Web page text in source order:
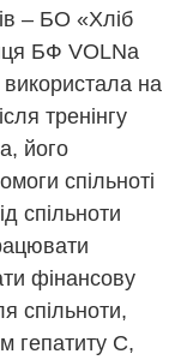
– БО «Хліб
БФ VOLNa
використала на
тренінгу
його
спільноті
спільноти
фінансову
спільноти,
гепатиту С,